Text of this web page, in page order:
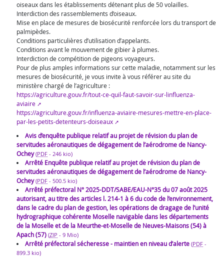
oiseaux dans les établissements détenant plus de 50 volailles.
Interdiction des rassemblements d’oiseaux.
Mise en place de mesures de biosécurité renforcée lors du transport de
palmipèdes.
Conditions particulières d’utilisation d’appelants.
Conditions avant le mouvement de gibier à plumes.
Interdiction de compétition de pigeons voyageurs.
Pour de plus amples informations sur cette maladie, notamment sur les
mesures de biosécurité, je vous invite à vous référer au site du
ministère chargé de l’agriculture :
https://agriculture.gouv.fr/tout-ce-quil-faut-savoir-sur-linfluenza-
aviaire
https://agriculture.gouv.fr/influenza-aviaire-mesures-mettre-en-place-
par-les-petits-detenteurs-doiseaux
Avis d’enquête publique relatif au projet de révision du plan de
servitudes aéronautiques de dégagement de l’aérodrome de Nancy-
Ochey (PDF - 246 kio)
Arrêté Enquête publique relatif au projet de révision du plan de
servitudes aéronautiques de dégagement de l’aérodrome de Nancy-
Ochey (PDF - 500.5 kio)
Arrêté préfectoral N° 2025-DDT/SABE/EAU-N°35 du 07 août 2025
autorisant, au titre des articles l. 214-1 à 6 du code de l’environnement,
dans le cadre du plan de gestion, les opérations de dragage de l’unité
hydrographique cohérente Moselle navigable dans les départements
de la Moselle et de la Meurthe-et-Moselle de Neuves-Maisons (54) à
Apach (57) (ZIP - 9 Mio)
Arrêté préfectoral sécheresse - maintien en niveau d’alerte (PDF -
899.3 kio)